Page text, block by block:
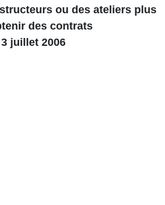
ou des ateliers plus
des contrats
juillet 2006